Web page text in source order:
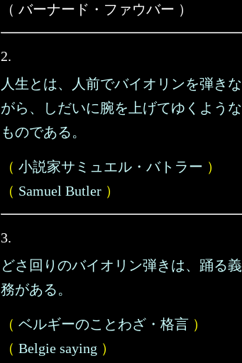
（ バーナード・ファウバー ）
2.
人生とは、人前でバイオリンを弾きな
がら、しだいに腕を上げてゆくような
ものである。
（ 小説家サミュエル・バトラー ）
（ Samuel Butler ）
3.
どさ回りのバイオリン弾きは、踊る義
務がある。
（ ベルギーのことわざ・格言 ）
（ Belgie saying ）